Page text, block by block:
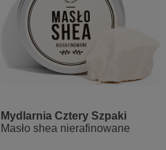
Mydlarnia Cztery Szpaki
Masło shea nierafinowane